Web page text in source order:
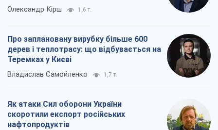
Олександр Кірш 1,6 т.
Про заплановану вирубку більше 600
дерев і теплотрасу: що відбувається на
Теремках у Києві
Владислав Самойленко 1,7 т.
Як атаки Сил оборони України
скоротили експорт російських
нафтопродуктів